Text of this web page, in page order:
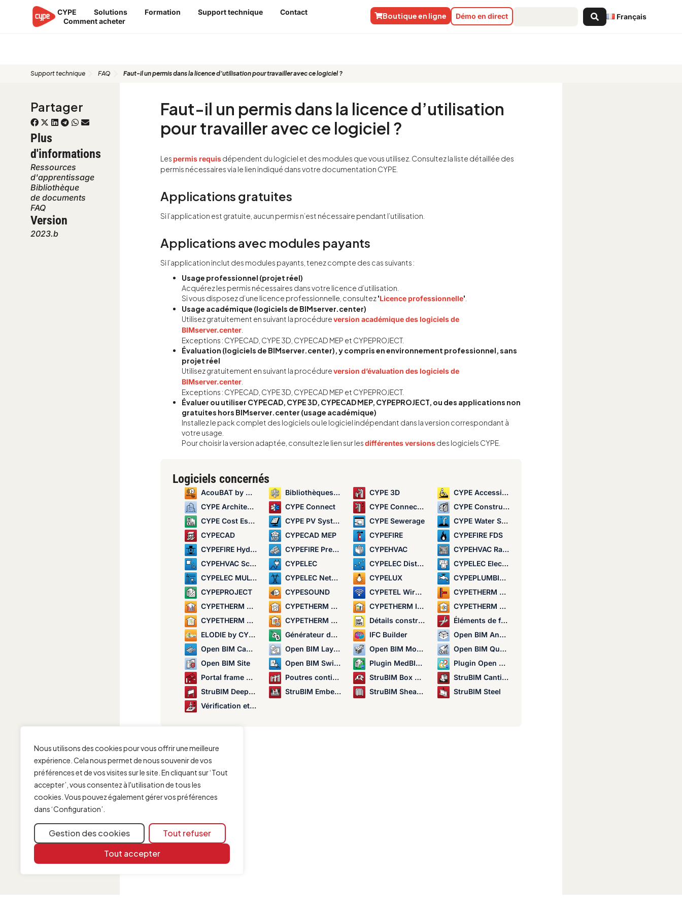
Nous utilisons des cookies pour vous offrir une meilleure
expérience. Cela nous permet de nous souvenir de vos
préférences et de vos visites sur le site. En cliquant sur ‘Tout
accepter’, vous consentez à l'utilisation de tous les
cookies. Vous pouvez également gérer vos préférences
dans ‘Configuration’.
Gestion des cookies
Tout refuser
Tout accepter
CYPE Solutions Formation Support technique
Contact
Comment acheter
Français
Search
...
Démo en direct
Boutique en ligne
Support technique FAQ Faut-il un permis dans la licence d’utilisation pour travailler avec ce logiciel ?
Partager
Plus
d'informations
Ressources
d'apprentissage
Bibliothèque
de documents
FAQ
Version
2023.b
Faut-il un permis dans la licence d’utilisation
pour travailler avec ce logiciel ?
Lespermis requisdépendent du logiciel et des modules que vous utilisez. Consultez la liste détaillée des
permis nécessaires via le lien indiqué dans votre documentation CYPE.
Applications gratuites
Si l’application est gratuite, aucun permis n’est nécessaire pendant l’utilisation.
Applications avec modules payants
Si l’application inclut des modules payants, tenez compte des cas suivants :
Usage professionnel (projet réel)
Acquérez les permis nécessaires dans votre licence d’utilisation.
Si vous disposez d’une licence professionnelle, consultez'Licence professionnelle'
Usage académique (logiciels de BIMserver.center)
Utilisez gratuitement en suivant la procédureversion académique des logiciels de
BIMserver.center.
Exceptions : CYPECAD, CYPE 3D, CYPECAD MEP et CYPEPROJECT.
Évaluation (logiciels de BIMserver.center), y compris en environnement professionnel, sans
projet réel
Utilisez gratuitement en suivant la procédureversion d’évaluation des logiciels de
BIMserver.center.
Exceptions : CYPECAD, CYPE 3D, CYPECAD MEP et CYPEPROJECT.
Évaluer ou utiliser CYPECAD, CYPE 3D, CYPECAD MEP, CYPEPROJECT, ou des applications non
gratuites hors BIMserver.center (usage académique)
Installez le pack complet des logiciels ou le logiciel indépendant dans la version correspondant à
votre usage.
Pour choisir la version adaptée, consultez le lien sur lesdifférentes versionsdes logiciels CYPE.
Logiciels concernés
AcouBAT by CYPE Bibliothèques de détails constructifs pour structures CYPE 3D
CYPE Accessibility
CYPE Architecture
CYPE Connect CYPE Connect Classic
CYPE Construction Systems
CYPE Cost Estimator
CYPE PV Systems CYPE Sewerage
CYPE Water Supply
CYPECAD
CYPECAD MEP CYPEFIRE
CYPEFIRE FDS
CYPEFIRE Hydraulic Systems
CYPEFIRE Pressure Systems CYPEHVAC
CYPEHVAC Radiant floor
CYPEHVAC Schematics
CYPELEC CYPELEC Distribution
CYPELEC Electrical Mechanisms
CYPELEC MULTILINE
CYPELEC Networks CYPELUX
CYPEPLUMBING
CYPEPROJECT
CYPESOUND CYPETEL Wireless
CYPETHERM BRIDGES
CYPETHERM EPlus
CYPETHERM HYGRO CYPETHERM Improvements
CYPETHERM LOADS
CYPETHERM RE2020
CYPETHERM RTExistant Détails constructifs
Éléments de fondation
ELODIE by CYPE
Générateur de prix IFC Builder
Open BIM Analytical Model
Open BIM Cable Routing
Open BIM Layout Open BIM Model Checker
Open BIM Quantities
Open BIM Site
Open BIM Switchboard Plugin MedBIM - Revit
Plugin Open BIM - Revit
Portal frame generator
Poutres continues StruBIM Box Culverts
StruBIM Cantilever Walls
StruBIM Deep Beams
StruBIM Embedded Walls StruBIM Shear Walls
StruBIM Steel
Vérification et analyse du poinçonnement dans les dalles